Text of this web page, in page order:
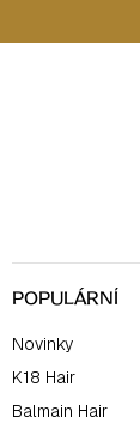
POPULÁRNÍ
Novinky
K18 Hair
Balmain Hair